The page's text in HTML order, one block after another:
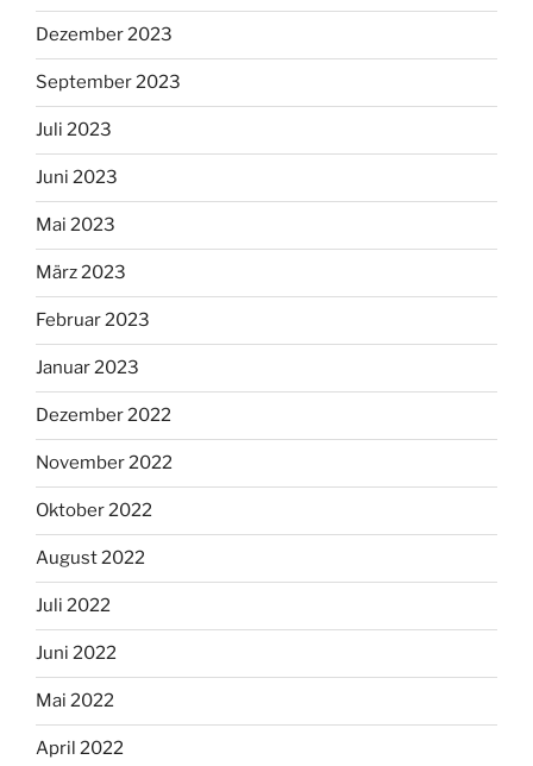
Dezember 2023
September 2023
Juli 2023
Juni 2023
Mai 2023
März 2023
Februar 2023
Januar 2023
Dezember 2022
November 2022
Oktober 2022
August 2022
Juli 2022
Juni 2022
Mai 2022
April 2022